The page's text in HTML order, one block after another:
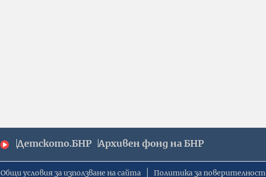
Детското.БНР Архивен фонд на БНР
Общи условия за използване на сайта Политика за поверителност